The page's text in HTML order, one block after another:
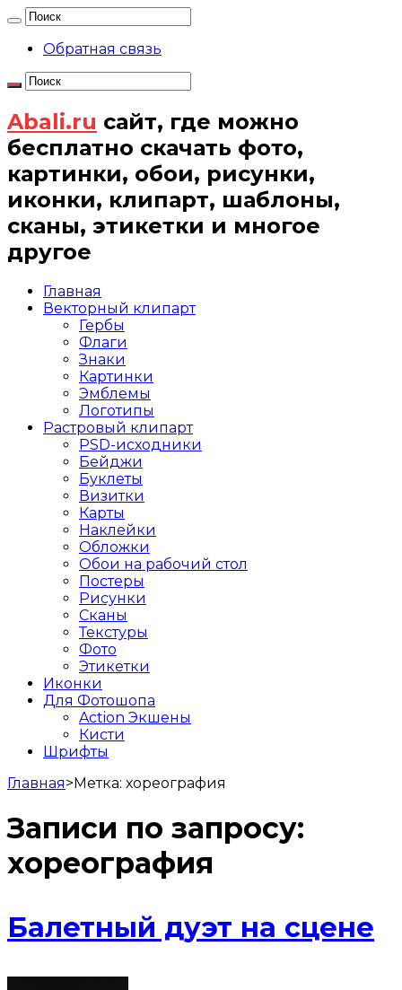
Обратная связь
Abali.ru сайт, где можно
бесплатно скачать фото,
картинки, обои, рисунки,
иконки, клипарт, шаблоны,
сканы, этикетки и многое
другое
Главная
Векторный клипарт
Гербы
Флаги
Знаки
Картинки
Эмблемы
Логотипы
Растровый клипарт
PSD-исходники
Бейджи
Буклеты
Визитки
Карты
Наклейки
Обложки
Обои на рабочий стол
Постеры
Рисунки
Сканы
Текстуры
Фото
Этикетки
Иконки
Для Фотошопа
Action Экшены
Кисти
Шрифты
Главная>Метка: хореография
Записи по запросу:
хореография
Балетный дуэт на сцене